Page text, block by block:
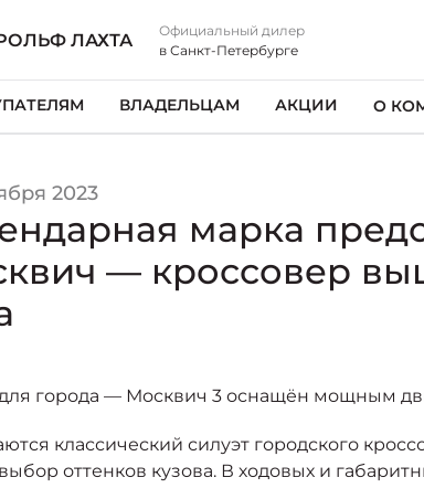
ЛАХТА
Официальный дилер
в Санкт-Петербурге
ВЛАДЕЛЬЦАМ АКЦИИ О
2023
марка
— кроссовер
города — Москвич 3 оснащён мощным
классический силуэт городского
оттенков кузова. В ходовых и